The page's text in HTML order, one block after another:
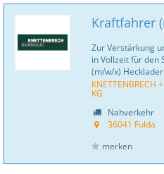
Kraftfahrer
Zur Verstärkung
in Vollzeit für den
(m/w/x) Hecklader
KNETTENBRECH
KG
Nahverkehr
36041 Fulda
merken